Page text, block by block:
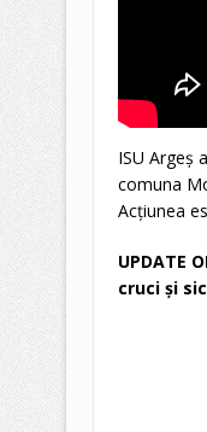
ISU Argeș
comuna
Acțiunea
UPDATE
cruci și